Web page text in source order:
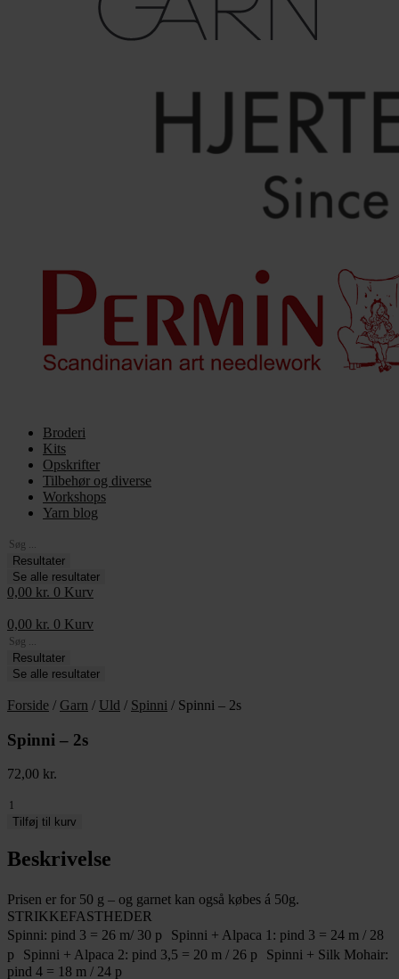
Broderi
Kits
Opskrifter
Tilbehør og diverse
Workshops
Yarn blog
Search
...Resultater
Se alle resultater
0,00 kr. 0 Kurv
0,00 kr. 0 Kurv
Search
...Resultater
Se alle resultater
Forside / Garn / Uld / Spinni / Spinni – 2s
Spinni – 2s
72,00 kr.
Spinni
antal
Tilføj til kurv
Beskrivelse
Prisen er for 50 g – og garnet kan også købes á 50g.
STRIKKEFASTHEDER
Spinni: pind 3 = 26 m/ 30 p Spinni + Alpaca 1: pind 3 = 24 m / 28
p Spinni + Alpaca 2: pind 3,5 = 20 m / 26 p Spinni + Silk Mohair:
pind 4 = 18 m / 24 p